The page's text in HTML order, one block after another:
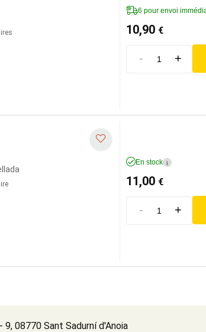
6 pour envoi
10,90 €
- +
En stock i
11,00 €
- +
9, 08770 Sant Sadurní d'Anoia